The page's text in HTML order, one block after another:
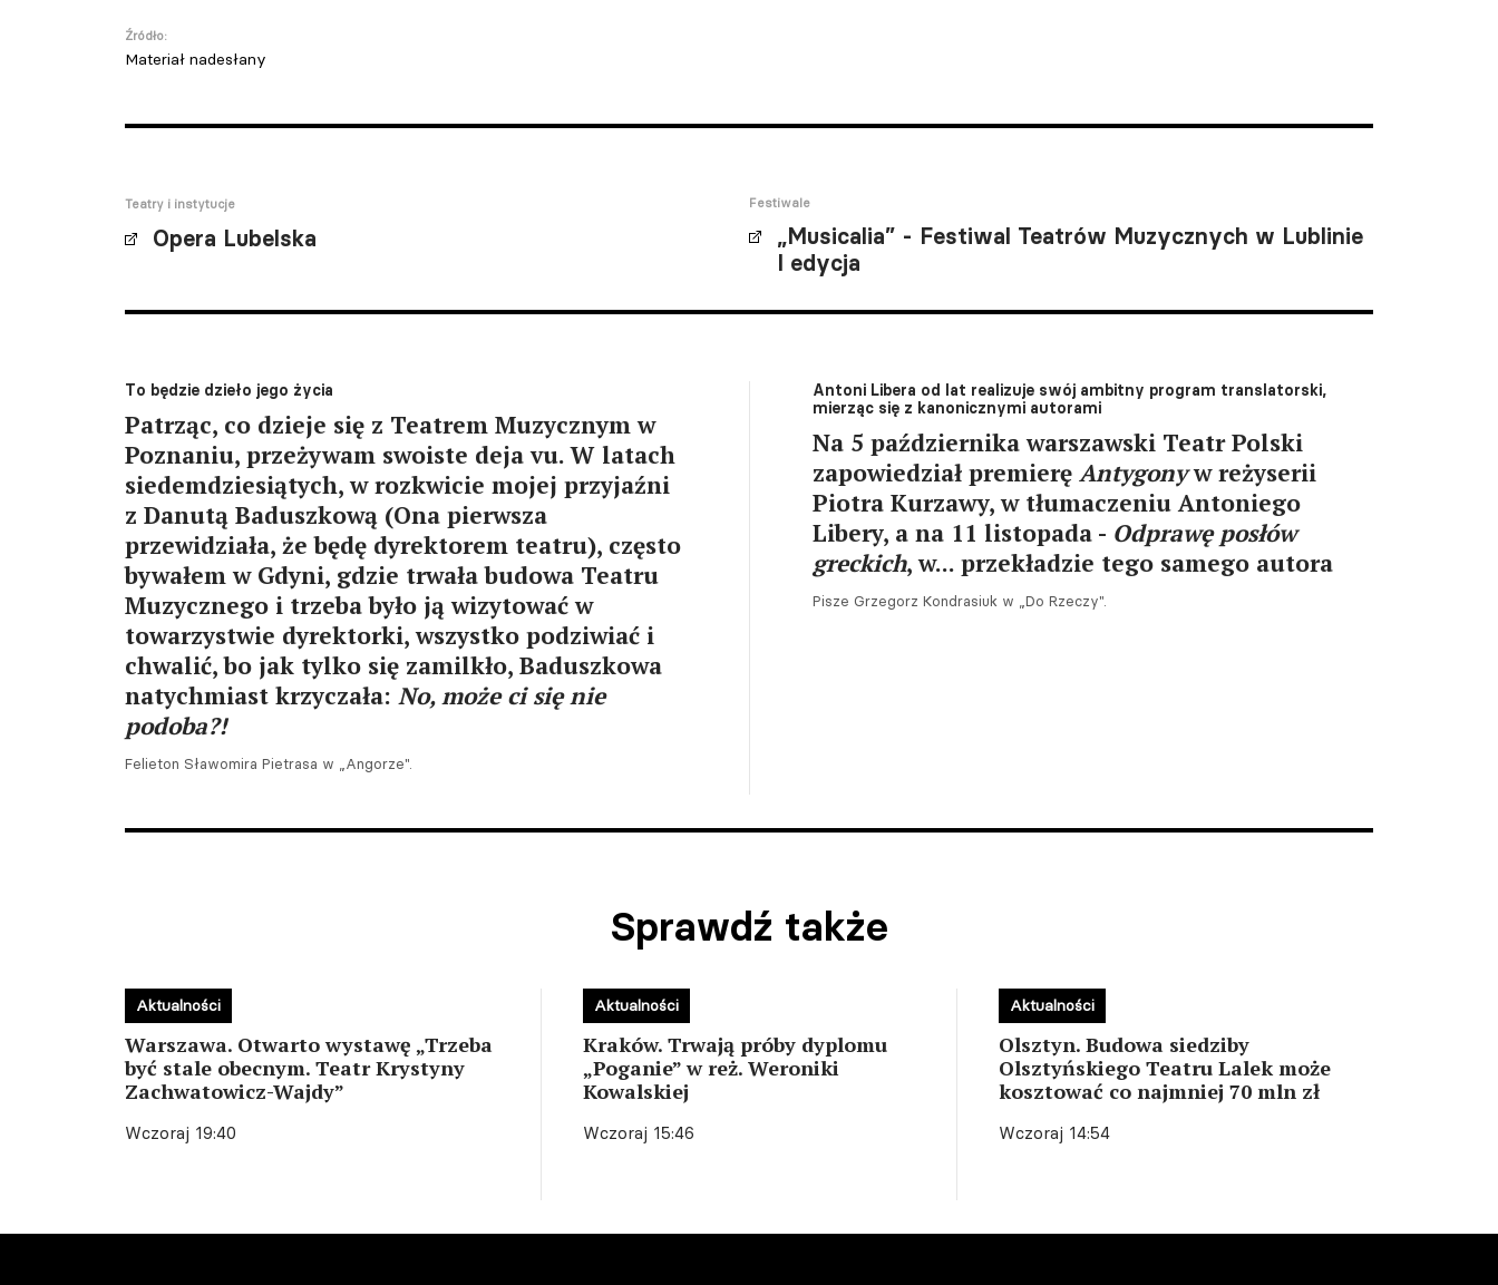
Źródło:
Materiał nadesłany
Teatry i instytucje
Opera Lubelska
Festiwale
„Musicalia” - Festiwal Teatrów Muzycznych w Lublinie
I edycja
To będzie dzieło jego życia
Patrząc, co dzieje się z Teatrem Muzycznym w
Poznaniu, przeżywam swoiste deja vu. W latach
siedemdziesiątych, w rozkwicie mojej przyjaźni
z Danutą Baduszkową (Ona pierwsza
przewidziała, że będę dyrektorem teatru), często
bywałem w Gdyni, gdzie trwała budowa Teatru
Muzycznego i trzeba było ją wizytować w
towarzystwie dyrektorki, wszystko podziwiać i
chwalić, bo jak tylko się zamilkło, Baduszkowa
natychmiast krzyczała: No, może ci się nie
podoba?!
Felieton Sławomira Pietrasa w „Angorze".
Antoni Libera od lat realizuje swój ambitny program translatorski,
mierząc się z kanonicznymi autorami
Na 5 października warszawski Teatr Polski
zapowiedział premierę Antygonyw reżyserii
Piotra Kurzawy, w tłumaczeniu Antoniego
Libery, a na 11 listopada - Odprawę posłów
greckich, w... przekładzie tego samego autora
Pisze Grzegorz Kondrasiuk w „Do Rzeczy".
Sprawdź także
Warszawa. Otwarto wystawę „Trzeba
być stale obecnym. Teatr Krystyny
Zachwatowicz-Wajdy”
Wczoraj 19:40
Aktualności
Kraków. Trwają próby dyplomu
„Poganie” w reż. Weroniki
Kowalskiej
Wczoraj 15:46
Aktualności
Olsztyn. Budowa siedziby
Olsztyńskiego Teatru Lalek może
kosztować co najmniej 70 mln zł
Wczoraj 14:54
Aktualności